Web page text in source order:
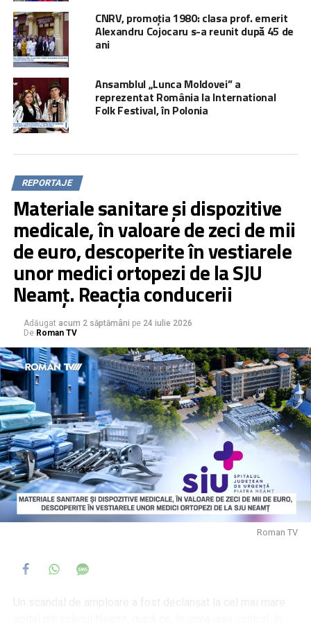
CNRV, promoția 1980: clasa prof. emerit
Alexandru Cojocaru s-a reunit după 45 de
ani
Ansamblul „Lunca Moldovei” a
reprezentat România la International
Folk Festival, în Polonia
REPORTAJE
Materiale sanitare și dispozitive
medicale, în valoare de zeci de mii
de euro, descoperite în vestiarele
unor medici ortopezi de la SJU
Neamț. Reacția conducerii
Adăugat acum 2 săptămâni pe 24 iulie 2026
De Roman TV
Roman TV